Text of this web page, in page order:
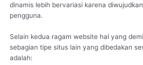
dinamis lebih bervariasi karena
pengguna.
Selain kedua ragam website hal yang
sebagian tipe situs lain yang dibedakan
adalah: